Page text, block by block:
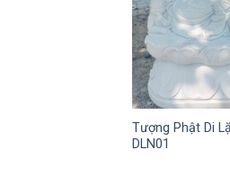
Tượng Phật Di
DLN01